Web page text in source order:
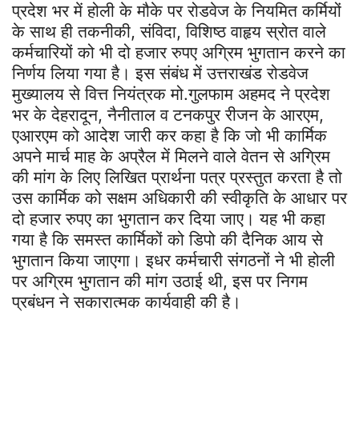
प्रदेश भर में होली के मौके पर रोडवेज के नियमित कर्मियों
के साथ ही तकनीकी, संविदा, विशिष्ठ वाहृय स्रोत वाले
कर्मचारियों को भी दो हजार रुपए अग्रिम भुगतान करने का
निर्णय लिया गया है। इस संबंध में उत्तराखंड रोडवेज
मुख्यालय से वित्त नियंत्रक मो.गुलफाम अहमद ने प्रदेश
भर के देहरादून, नैनीताल व‌ टनकपुर रीजन के आरएम,
एआरएम को आदेश जारी कर कहा है कि जो भी कार्मिक
अपने मार्च माह के अप्रैल में मिलने वाले वेतन से अग्रिम
की मांग के लिए लिखित प्रार्थना पत्र प्रस्तुत करता है तो
उस कार्मिक को सक्षम अधिकारी की स्वीकृति के आधार पर
दो हजार रुपए का भुगतान कर दिया जाए। यह भी कहा
गया है कि समस्त कार्मिकों को डिपो की दैनिक आय से
भुगतान किया जाएगा। इधर कर्मचारी संगठनों ने भी होली
पर अग्रिम भुगतान की मांग उठाई थी, इस पर निगम
प्रबंधन ने सकारात्मक कार्यवाही की है।